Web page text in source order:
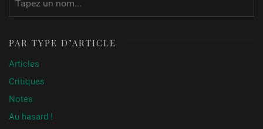
PAR TYPE D’ARTICLE
Articles
Critiques
Notes
Au hasard !